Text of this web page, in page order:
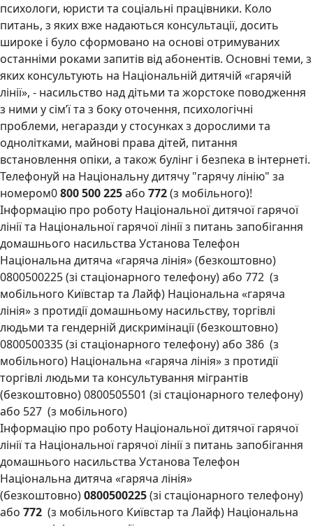
психологи, юристи та соціальні працівники. Коло
питань, з яких вже надаються консультації, досить
широке і було сформовано на основі отримуваних
останніми роками запитів від абонентів. Основні теми, з
яких консультують на Національній дитячій «гарячій
лінії», - насильство над дітьми та жорстоке поводження
з ними у сім’ї та з боку оточення, психологічні
проблеми, негаразди у стосунках з дорослими та
однолітками, майнові права дітей, питання
встановлення опіки, а також булінг і безпека в інтернеті.
Телефонуй на Національну дитячу "гарячу лінію" за
номером0800 500 225або 772(з мобільного)!
Інформацію про роботу Національної дитячої гарячої
лінії та Національної гарячої лінії з питань запобігання
домашнього насильства Установа Телефон
Національна дитяча «гаряча лінія» (безкоштовно)
0800500225 (зі стаціонарного телефону) або 772 (з
мобільного Київстар та Лайф) Національна «гаряча
лінія» з протидії домашньому насильству, торгівлі
людьми та гендерній дискримінації (безкоштовно)
0800500335 (зі стаціонарного телефону) або 386 (з
мобільного) Національна «гаряча лінія» з протидії
торгівлі людьми та консультування мігрантів
(безкоштовно) 0800505501 (зі стаціонарного телефону)
або 527 (з мобільного)
Інформацію про роботу Національної дитячої гарячої
лінії та Національної гарячої лінії з питань запобігання
домашнього насильства Установа Телефон
Національна дитяча «гаряча лінія»
(безкоштовно)0800500225(зі стаціонарного телефону)
або 772 (з мобільного Київстар та Лайф) Національна